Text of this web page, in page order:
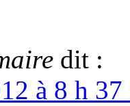
dit :
à 8 h